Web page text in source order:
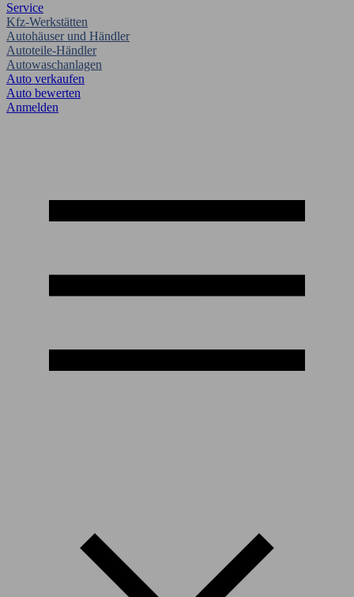
Service
Kfz-Werkstätten
Autohäuser und Händler
Autoteile-Händler
Autowaschanlagen
Auto verkaufen
Auto bewerten
Anmelden